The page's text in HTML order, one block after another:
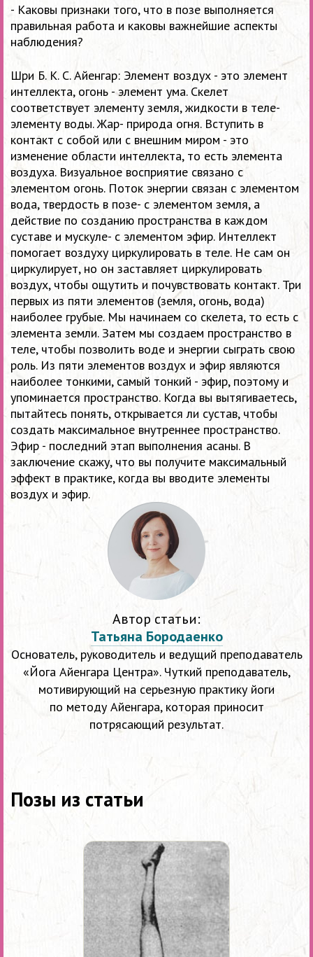
- Каковы признаки того, что в позе выполняется
правильная работа и каковы важнейшие аспекты
наблюдения?
Шри Б. К. С. Айенгар: Элемент воздух - это элемент
интеллекта, огонь - элемент ума. Скелет
соответствует элементу земля, жидкости в теле-
элементу воды. Жар- природа огня. Вступить в
контакт с собой или с внешним миром - это
изменение области интеллекта, то есть элемента
воздуха. Визуальное восприятие связано с
элементом огонь. Поток энергии связан с элементом
вода, твердость в позе- с элементом земля, а
действие по созданию пространства в каждом
суставе и мускуле- с элементом эфир. Интеллект
помогает воздуху циркулировать в теле. Не сам он
циркулирует, но он заставляет циркулировать
воздух, чтобы ощутить и почувствовать контакт. Три
первых из пяти элементов (земля, огонь, вода)
наиболее грубые. Мы начинаем со скелета, то есть с
элемента земли. Затем мы создаем пространство в
теле, чтобы позволить воде и энергии сыграть свою
роль. Из пяти элементов воздух и эфир являются
наиболее тонкими, самый тонкий - эфир, поэтому и
упоминается пространство. Когда вы вытягиваетесь,
пытайтесь понять, открывается ли сустав, чтобы
создать максимальное внутреннее пространство.
Эфир - последний этап выполнения асаны. В
заключение скажу, что вы получите максимальный
эффект в практике, когда вы вводите элементы
воздух и эфир.
Автор статьи:
Татьяна Бородаенко
Основатель, руководитель и ведущий преподаватель
«Йога Айенгара Центра». Чуткий преподаватель,
мотивирующий на серьезную практику йоги
по методу Айенгара, которая приносит
потрясающий результат.
Позы из статьи